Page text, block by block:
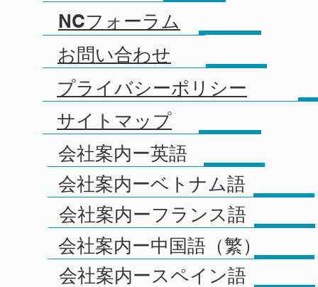
NCフォーラム
お問い合わせ
プライバシーポリシー
サイトマップ
会社案内ー英語
会社案内ーベトナム語
会社案内ーフランス語
会社案内ー中国語（繁）
会社案内ースペイン語